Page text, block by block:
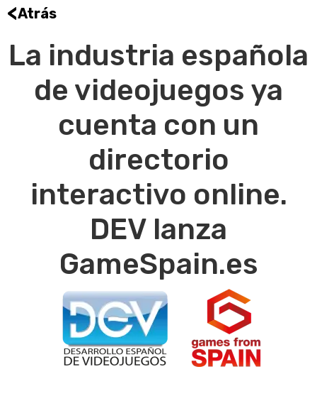
<Atrás
La industria española
de videojuegos ya
cuenta con un
directorio
interactivo online.
DEV lanza
GameSpain.es